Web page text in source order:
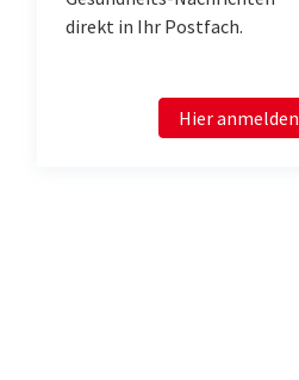
direkt in Ihr Postfach.
Hier anmelden